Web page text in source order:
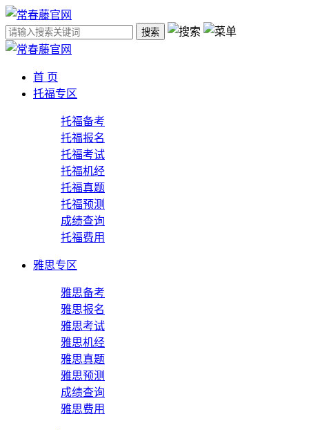
搜索
首 页
托福专区
托福备考
托福报名
托福考试
托福机经
托福真题
托福预测
成绩查询
托福费用
雅思专区
雅思备考
雅思报名
雅思考试
雅思机经
雅思真题
雅思预测
成绩查询
雅思费用